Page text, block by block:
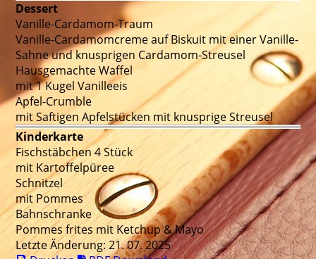
Dessert
Vanille-Cardamom-Traum
Vanille-Cardamomcreme auf Biskuit mit einer Vanille-
Sahne und knusprigen Cardamom-Streusel
Hausgemachte Waffel
mit 1 Kugel Vanilleeis
Apfel-Crumble
mit Saftigen Apfelstücken mit knusprige Streusel
Kinderkarte
Fischstäbchen 4 Stück
mit Kartoffelpüree
Schnitzel
mit Pommes
Bahnschranke
Pommes frites mit Ketchup & Mayo
Letzte Änderung: 21. 07. 2025